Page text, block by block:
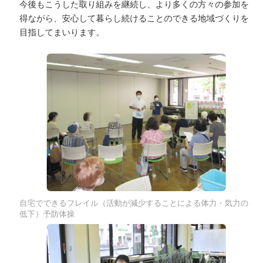
今後もこうした取り組みを継続し、より多くの方々の参加を
得ながら、安心して暮らし続けることのできる地域づくりを
目指してまいります。
自宅でできるフレイル（活動が減少することによる体力・気力の
低下）予防体操